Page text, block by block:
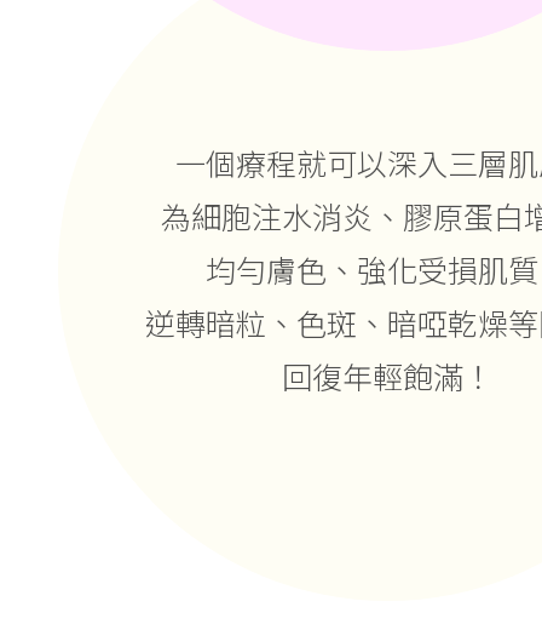
一個療程就可以深入三層
為細胞注水消炎、膠原蛋白
均勻膚色、強化受損肌
逆轉暗粒、色斑、暗啞乾燥
回復年輕飽滿！